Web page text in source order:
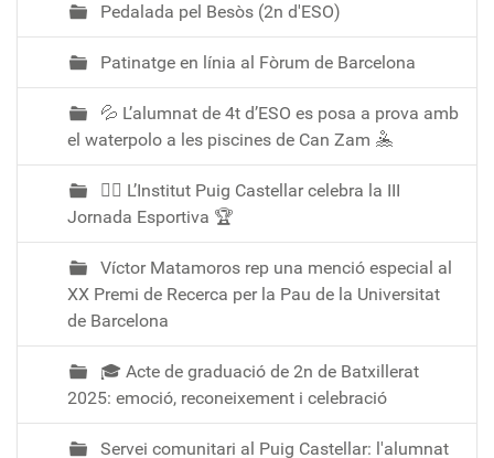
Pedalada pel Besòs (2n d'ESO)
Patinatge en línia al Fòrum de Barcelona
💦 L’alumnat de 4t d’ESO es posa a prova amb
el waterpolo a les piscines de Can Zam 🤽
🏃‍♀️ L’Institut Puig Castellar celebra la III
Jornada Esportiva 🏆
Víctor Matamoros rep una menció especial al
XX Premi de Recerca per la Pau de la Universitat
de Barcelona
🎓 Acte de graduació de 2n de Batxillerat
2025: emoció, reconeixement i celebració
Servei comunitari al Puig Castellar: l'alumnat